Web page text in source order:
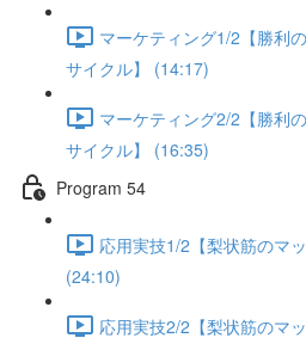
マーケティング1/2【勝利
サイクル】 (14:17)
マーケティング2/2【勝利
サイクル】 (16:35)
Program 54
応用実技1/2【梨状筋のマ
(24:10)
応用実技2/2【梨状筋のマ